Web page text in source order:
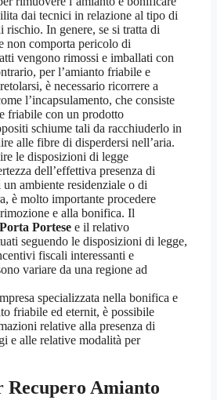
dai tecnici in relazione al tipo di
In genere, se si tratta di
non comporta pericolo di
vengono rimossi e imballati con
per l’amianto friabile e
è necessario ricorrere a
l’incapsulamento, che consiste
friabile con un prodotto
schiume tali da racchiuderlo in
alle fibre di disperdersi nell’aria.
le disposizioni di legge
dell’effettiva presenza di
ambiente residenziale o di
è molto importante procedere
e alla bonifica. Il
Portese e il relativo
seguendo le disposizioni di legge,
fiscali interessanti e
variare da una regione ad
specializzata nella bonifica e
friabile ed eternit, è possibile
relative alla presenza di
e alle relative modalità per
Recupero Amianto